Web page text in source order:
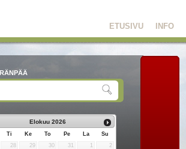
INFO
ETUSIVU
Elokuu 2026
Ti Ke To Pe La
Su
28 29 30 31
2